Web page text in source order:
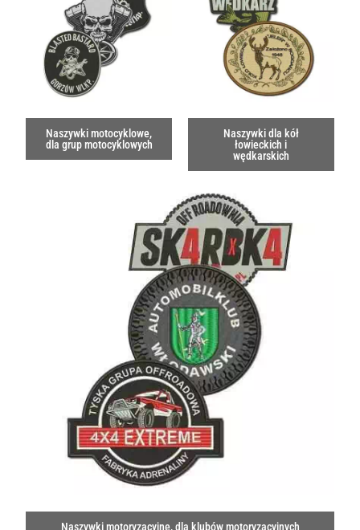
Naszywki motocyklowe,
dla grup motocyklowych
Naszywki dla kół
łowieckich i
wędkarskich
Naszywki motoryzacyjne, dla klubów motoryzacyjnych